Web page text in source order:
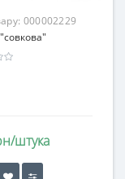
000002229
штука